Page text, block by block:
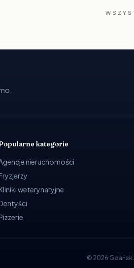
kategorie
nieruchomości
weterynaryjne
© 2026 Gdańsk.